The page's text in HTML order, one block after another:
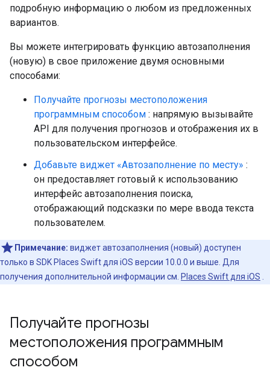
подробную информацию о любом из предложенных
вариантов.
Вы можете интегрировать функцию автозаполнения
(новую) в свое приложение двумя основными
способами:
Получайте прогнозы местоположения
программным способом : напрямую вызывайте
API для получения прогнозов и отображения их в
пользовательском интерфейсе.
Добавьте виджет «Автозаполнение по месту» :
он предоставляет готовый к использованию
интерфейс автозаполнения поиска,
отображающий подсказки по мере ввода текста
пользователем.
Примечание: виджет автозаполнения (новый) доступен
только в SDK Places Swift для iOS версии 10.0.0 и выше. Для
получения дополнительной информации см. Places Swift для iOS
Получайте прогнозы
местоположения программным
способом